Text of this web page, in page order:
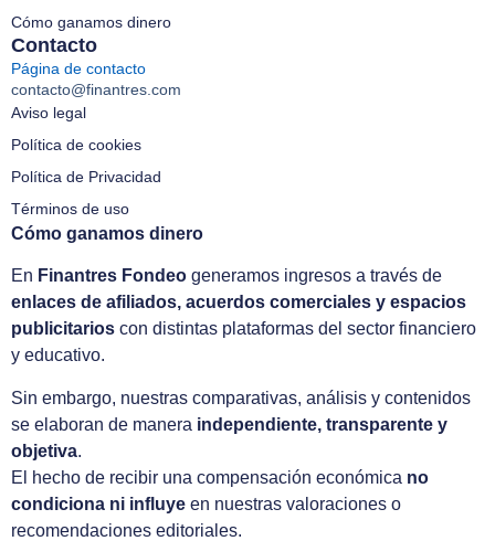
Cómo ganamos dinero
Contacto
Página de contacto
contacto@finantres.com
Aviso legal
Política de cookies
Política de Privacidad
Términos de uso
Cómo ganamos dinero
En Finantres Fondeo generamos ingresos a través de
enlaces de afiliados, acuerdos comerciales y espacios
publicitarios con distintas plataformas del sector financiero
y educativo.
Sin embargo, nuestras comparativas, análisis y contenidos
se elaboran de manera independiente, transparente y
objetiva.
El hecho de recibir una compensación económica no
condiciona ni influye en nuestras valoraciones o
recomendaciones editoriales.